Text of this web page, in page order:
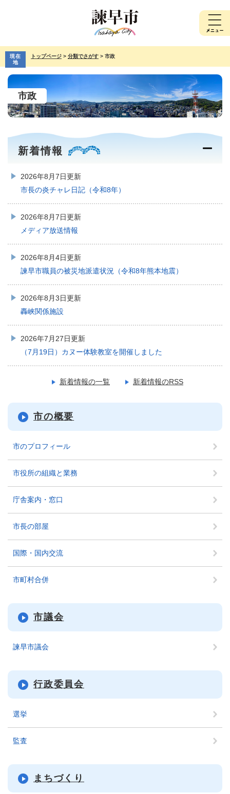
先
で
す。
を
ば
現在
地
トップページ > 分類でさがす > 市政
本
文
市政
新着情報
2026年8月7日更新
市長の炎チャレ日記（令和8年）
2026年8月7日更新
メディア放送情報
2026年8月4日更新
諫早市職員の被災地派遣状況（令和8年熊本地震）
2026年8月3日更新
轟峡関係施設
2026年7月27日更新
（7月19日）カヌー体験教室を開催しました
新着情報の一覧 新着情報のRSS
市の概要
市のプロフィール
市役所の組織と業務
庁舎案内・窓口
市長の部屋
国際・国内交流
市町村合併
市議会
諫早市議会
行政委員会
選挙
監査
まちづくり